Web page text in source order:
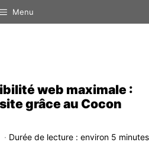
Menu
web maximale :
grâce au Cocon
· Durée de lecture : environ 5 minutes